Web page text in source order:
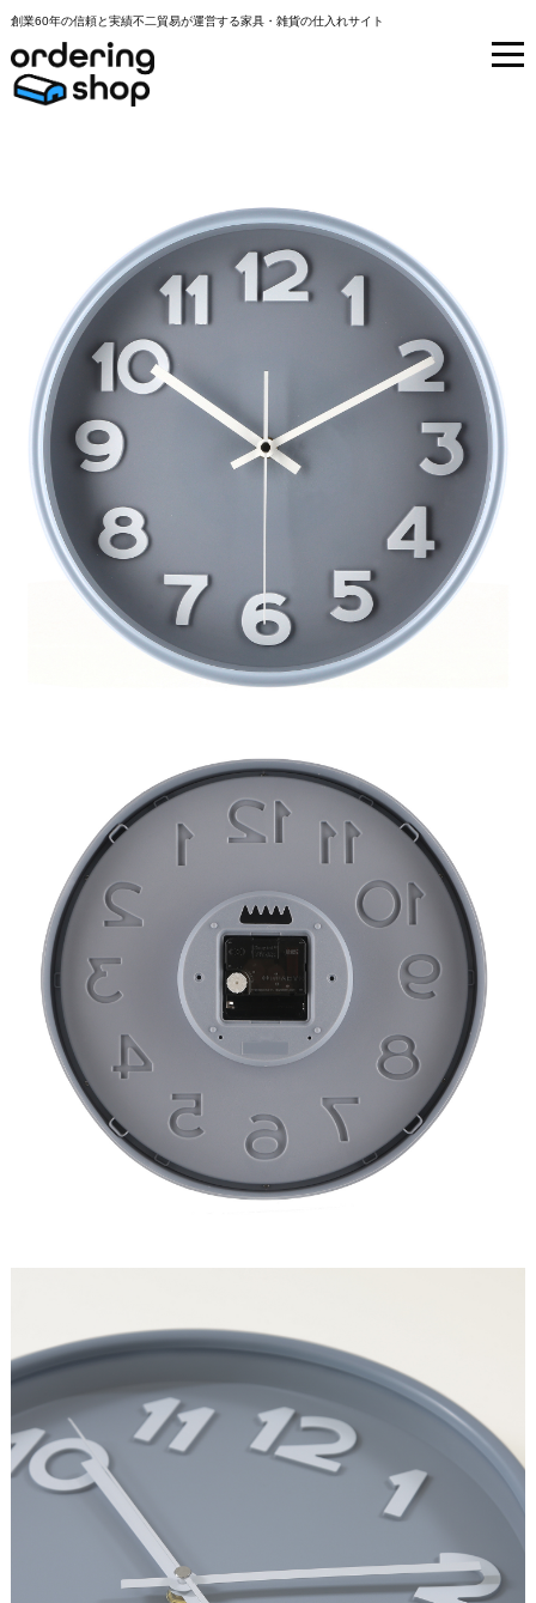
創業60年の信頼と実績不二貿易が運営する家具・雑貨の仕入れサイト